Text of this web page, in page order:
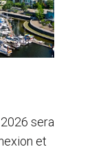
sera
et